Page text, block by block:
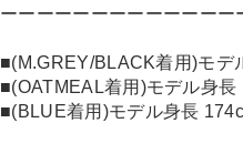
ーーーーーーーーーーーーー
■(M.GREY/BLACK着用)モデ
■(OATMEAL着用)モデル身長
■(BLUE着用)モデル身長